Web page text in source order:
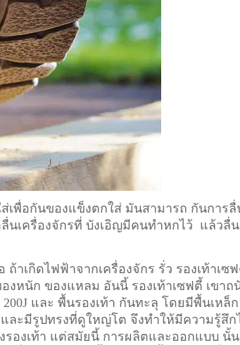
พื่อกันของแข็งตกใส่ มันสามารถ กันการลื่
นเครื่องจักรที่ บังเอิญมีคนทำหกไว้ แล้วลื่น
เกิดไฟฟ้าจากเครื่องจักร รั่ว รองเท้าเซ
งหนัก ของแหลม อันนี้ รองเท้าเซฟตี้ เขาถ
และ พื้นรองเท้า กันทะลุ โดยมีพื้นเหล็
ละมีรูปทรงที่ดูใหญ่โต จึงทำให้มีความรู้สึก
รองเท้า แต่สมัยนี้ การผลิตและออกแบบ นั้น